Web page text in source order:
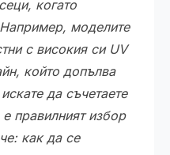
когато
моделите
с високия си UV
който допълва
да съчетаете
правилният избор
как да се